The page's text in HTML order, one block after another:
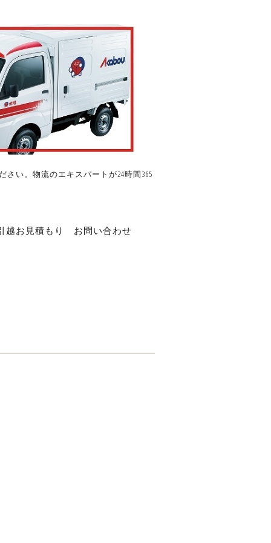
い。物流のエキスパートが24時間365
越お見積もり
お問い合わせ